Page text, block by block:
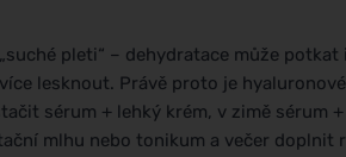
pleti“ – dehydratace může
lesknout. Právě proto je
sérum + lehký krém, v zimě sérum
mlhu nebo tonikum a večer